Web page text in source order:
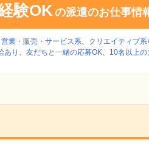
験OKの派遣のお仕事情
営業・販売・サービス系、 クリエイティブ系
あり 、 友だちと一緒の応募OK、 10名以上の